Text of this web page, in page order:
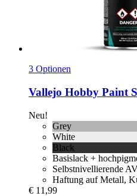
3 Optionen
Vallejo Hobby Paint
Neu!
Grey
White
Black
Basislack +
Selbstnivellierende
Haftung auf Metall,
€ 11,99